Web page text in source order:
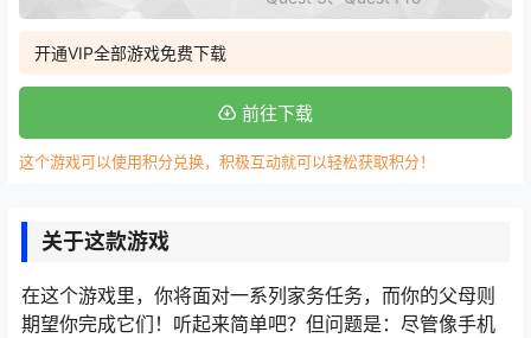
开通VIP全部游戏免费下载
前往下载
这个游戏可以使用积分兑换，积极互动就可以轻松获取积分！
关于这款游戏
在这个游戏里，你将面对一系列家务任务，而你的父母则
期望你完成它们！听起来简单吧？但问题是：尽管像手机